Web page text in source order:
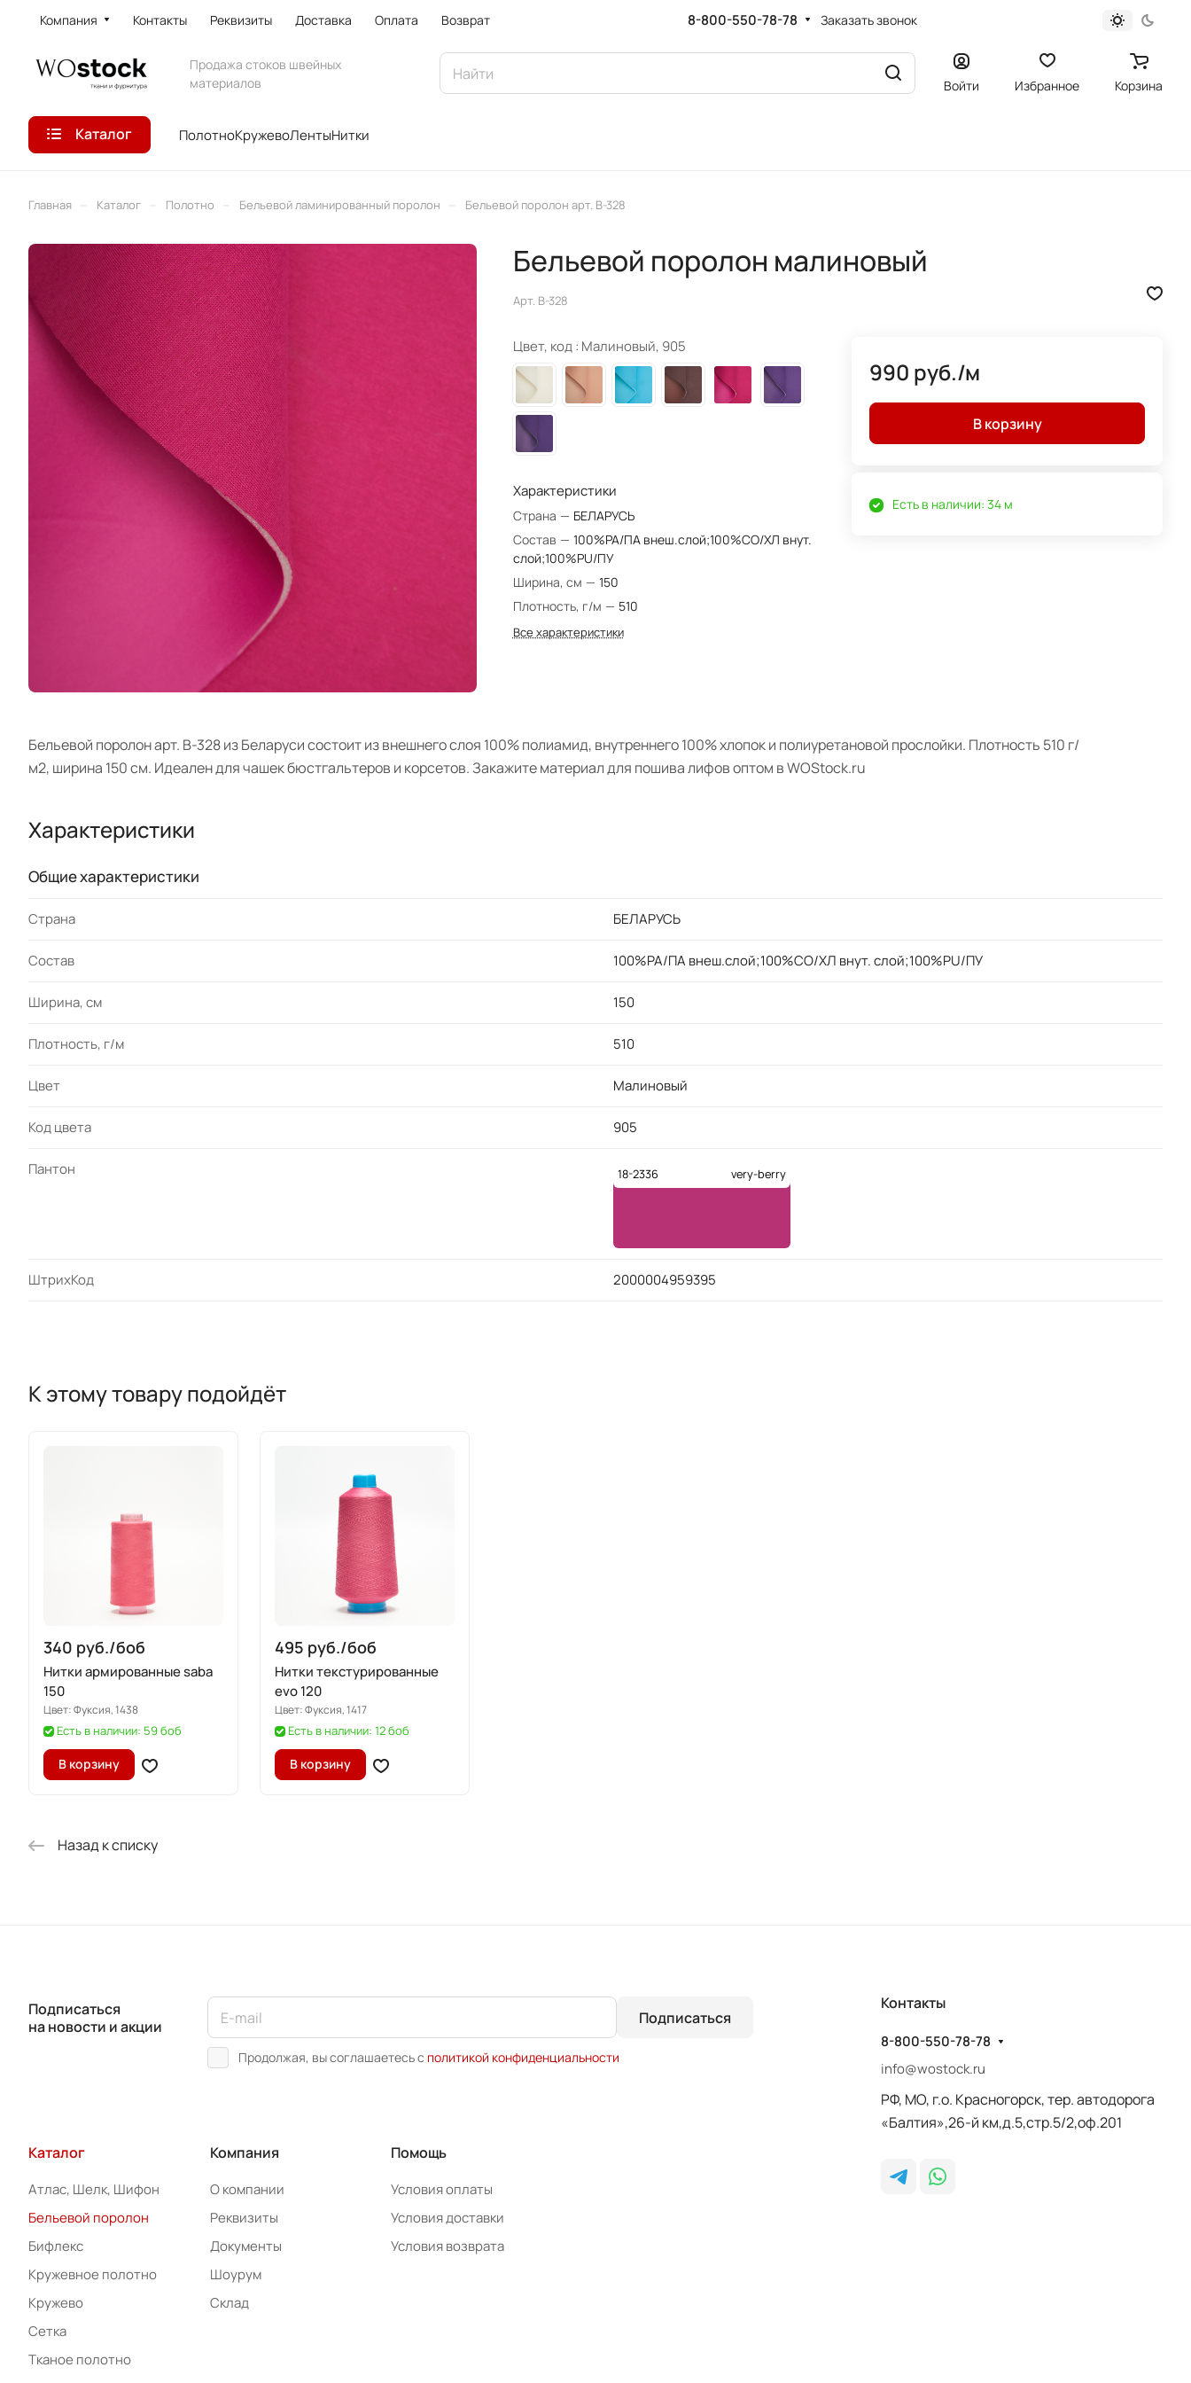
Компания Контакты Реквизиты Доставка Оплата Возврат 8-800-550-78-78 Заказать звонок
Продажа стоков швейных
материалов
Войти Избранное Корзина
Каталог ПолотноКружевоЛентыНитки
Главная Каталог Полотно Бельевой ламинированный поролон Бельевой поролон арт. B-328
Бельевой поролон малиновый
Арт. B-328
Цвет, код : Малиновый, 905
Характеристики
Страна — БЕЛАРУСЬ
Состав — 100%PA/ПА внеш.слой;100%CO/ХЛ внут.
слой;100%PU/ПУ
Ширина, см — 150
Плотность, г/м — 510
Все характеристики
990 руб./м
В корзину
Есть в наличии: 34 м
Бельевой поролон арт. B-328 из Беларуси состоит из внешнего слоя 100% полиамид, внутреннего 100% хлопок и полиуретановой прослойки. Плотность 510 г/
м2, ширина 150 см. Идеален для чашек бюстгальтеров и корсетов. Закажите материал для пошива лифов оптом в WOStock.ru
Характеристики
Общие характеристики
Страна БЕЛАРУСЬ
Состав 100%PA/ПА внеш.слой;100%CO/ХЛ внут. слой;100%PU/ПУ
Ширина, см 150
Плотность, г/м 510
Цвет Малиновый
Код цвета 905
Пантон 18-2336 very-berry
ШтрихКод 2000004959395
К этому товару подойдёт
340 руб./боб
Нитки армированные saba
150
Цвет:Фуксия, 1438
Есть в наличии: 59 боб
В корзину
495 руб./боб
Нитки текстурированные
evo 120
Цвет:Фуксия, 1417
Есть в наличии: 12 боб
В корзину
Назад к списку
Подписаться
на новости и акции
Подписаться
Продолжая, вы соглашаетесь с политикой конфиденциальности
Каталог
Атлас, Шелк, Шифон
Бельевой поролон
Бифлекс
Кружевное полотно
Кружево
Сетка
Тканое полотно
Компания
О компании
Реквизиты
Документы
Шоурум
Склад
Помощь
Условия оплаты
Условия доставки
Условия возврата
Контакты
8-800-550-78-78
info@wostock.ru
РФ, МО, г.о. Красногорск, тер. автодорога
«Балтия»,26-й км,д.5,стр.5/2,оф.201